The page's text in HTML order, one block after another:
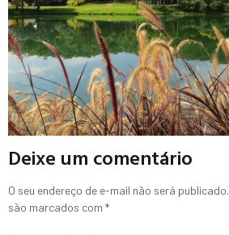
Deixe um comentário
O seu endereço de e-mail não será publicado.
são marcados com *